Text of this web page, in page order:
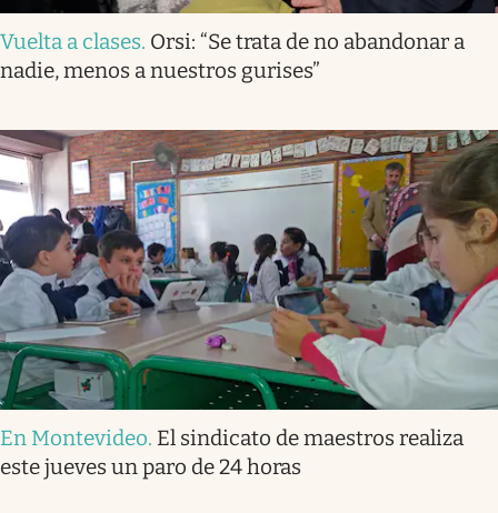
Vuelta a clases. Orsi: “Se trata de no abandonar a
nadie, menos a nuestros gurises”
En Montevideo. El sindicato de maestros realiza
este jueves un paro de 24 horas